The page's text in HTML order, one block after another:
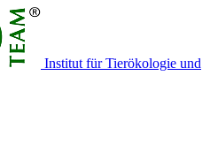
Institut für Tierökologie und